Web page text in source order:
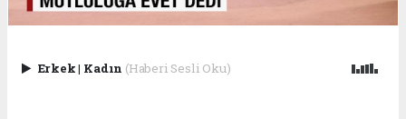
Erkek| Kadın (Haberi Sesli Oku)